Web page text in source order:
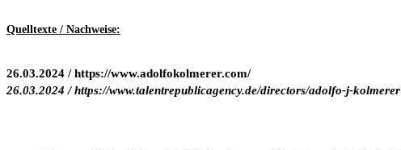
Quelltexte / Nachweise:
26.03.2024 / https://www.adolfokolmerer.com/
26.03.2024 / https://www.talentrepublicagency.de/directors/adolfo-j-kolmerer